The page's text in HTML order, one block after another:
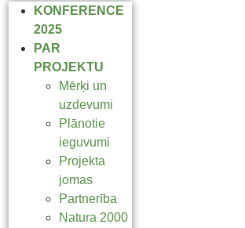
KONFERENCE
2025
PAR
PROJEKTU
Mērķi un
uzdevumi
Plānotie
ieguvumi
Projekta
jomas
Partnerība
Natura 2000